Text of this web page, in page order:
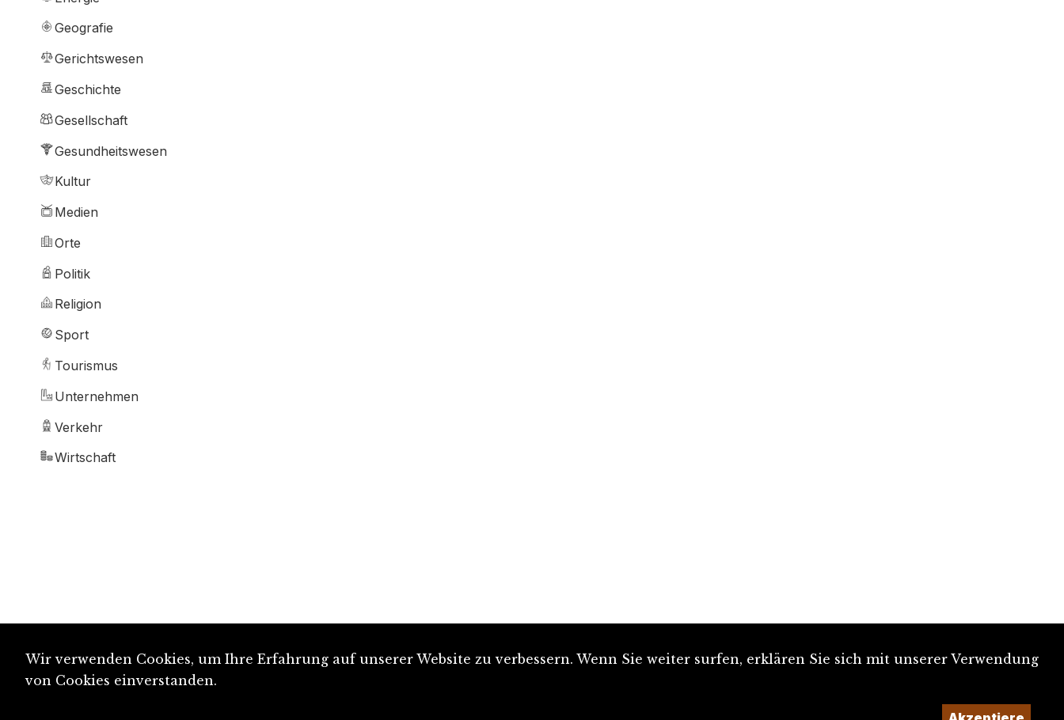
Geografie
Gerichtswesen
Geschichte
Gesellschaft
Gesundheitswesen
Kultur
Medien
Orte
Politik
Religion
Sport
Tourismus
Unternehmen
Verkehr
Wirtschaft
Wir verwenden Cookies, um Ihre Erfahrung auf unserer Website zu verbessern. Wenn Sie weiter surfen, erklären Sie sich mit unserer Verwendung
von Cookies einverstanden.